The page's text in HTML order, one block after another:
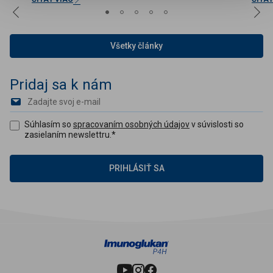
vitamíny, minerály...
keď
Všetky články
Pridaj sa k nám
Súhlasím so spracovaním osobných údajovv súvislosti so
zasielaním newslettru. *
PRIHLÁSIŤ SA